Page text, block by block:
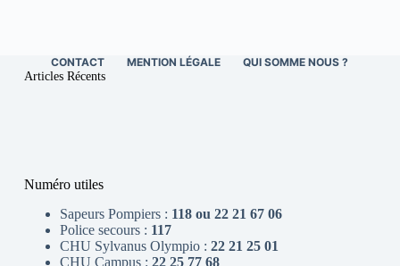
CONTACT MENTION LÉGALE QUI SOMME NOUS ?
Articles Récents
Numéro utiles
Sapeurs Pompiers : 118 ou 22 21 67 06
Police secours : 117
CHU Sylvanus Olympio : 22 21 25 01
CHU Campus : 22 25 77 68